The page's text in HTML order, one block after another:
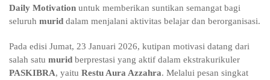
Daily Motivation untuk memberikan suntikan semangat bagi
seluruh murid dalam menjalani aktivitas belajar dan berorganisasi.
Pada edisi Jumat, 23 Januari 2026, kutipan motivasi datang dari
salah satu murid berprestasi yang aktif dalam ekstrakurikuler
PASKIBRA, yaitu Restu Aura Azzahra. Melalui pesan singkat